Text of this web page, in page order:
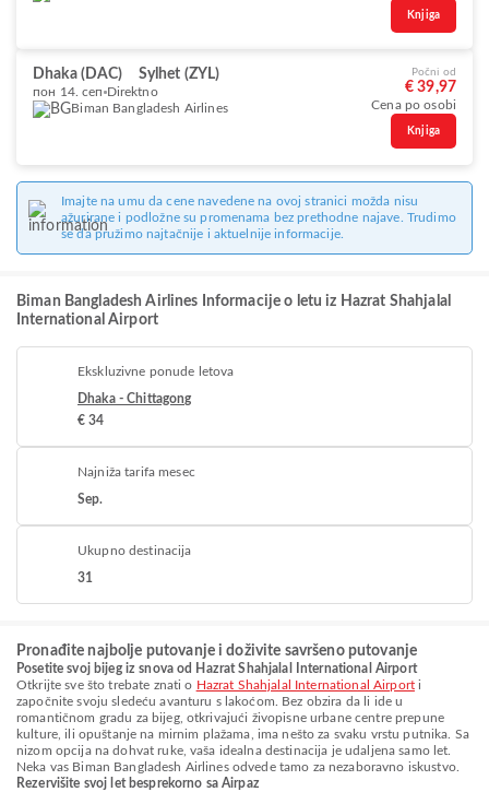
Knjiga
Dhaka (DAC) Sylhet (ZYL)
пон 14. сеп Direktno
Biman Bangladesh Airlines
Počni od
€ 39,97
Cena po osobi
Knjiga
Imajte na umu da cene navedene na ovoj stranici možda nisu
ažurirane i podložne su promenama bez prethodne najave. Trudimo
se da pružimo najtačnije i aktuelnije informacije.
Biman Bangladesh Airlines Informacije o letu iz Hazrat Shahjalal
International Airport
Ekskluzivne ponude letova
Dhaka - Chittagong
€ 34
Najniža tarifa mesec
Sep.
Ukupno destinacija
31
Pronađite najbolje putovanje i doživite savršeno putovanje
Posetite svoj bijeg iz snova od Hazrat Shahjalal International Airport
Otkrijte sve što trebate znati o Hazrat Shahjalal International Airporti
započnite svoju sledeću avanturu s lakoćom. Bez obzira da li ide u
romantičnom gradu za bijeg, otkrivajući živopisne urbane centre prepune
kulture, ili opuštanje na mirnim plažama, ima nešto za svaku vrstu putnika. Sa
nizom opcija na dohvat ruke, vaša idealna destinacija je udaljena samo let.
Neka vas Biman Bangladesh Airlines odvede tamo za nezaboravno iskustvo.
Rezervišite svoj let besprekorno sa Airpaz